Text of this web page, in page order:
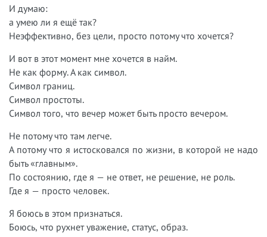
И думаю:
а умею ли я ещё так?
Неэффективно, без цели, просто потому что хочется?
И вот в этот момент мне хочется в найм.
Не как форму. А как символ.
Символ границ.
Символ простоты.
Символ того, что вечер может быть просто вечером.
Не потому что там легче.
А потому что я истосковался по жизни, в которой не надо
быть «главным».
По состоянию, где я — не ответ, не решение, не роль.
Где я — просто человек.
Я боюсь в этом признаться.
Боюсь, что рухнет уважение, статус, образ.